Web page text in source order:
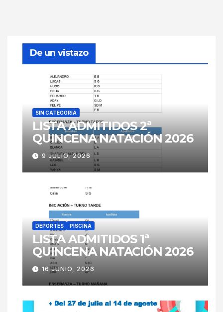
De un vistazo
SIN CATEGORÍA
LISTA ADMITIDOS 2ª
QUINCENA NATACIÓN 2026
9 JULIO, 2026
DEPORTES PISCINA
LISTA ADMITIDOS 1ª
QUINCENA NATACIÓN 2026
16 JUNIO, 2026